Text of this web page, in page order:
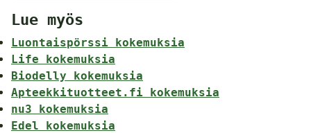
Lue myös
Luontaispörssi kokemuksia
Life kokemuksia
Biodelly kokemuksia
Apteekkituotteet.fi kokemuksia
nu3 kokemuksia
Edel kokemuksia